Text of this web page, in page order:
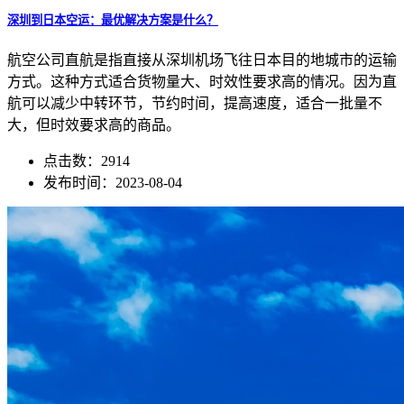
深圳到日本空运：最优解决方案是什么？
航空公司直航是指直接从深圳机场飞往日本目的地城市的运输
方式。这种方式适合货物量大、时效性要求高的情况。因为直
航可以减少中转环节，节约时间，提高速度，适合一批量不
大，但时效要求高的商品。
点击数：2914
发布时间：2023-08-04